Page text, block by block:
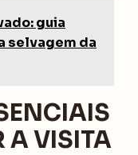
guia
selvagem da
A VISITA